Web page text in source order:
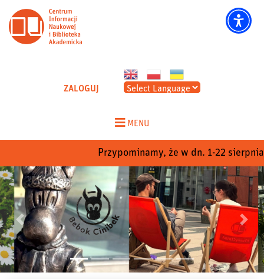
CINIBA - Strona główna
ZALOGUJ
MENU
Przypominamy, że w dn. 1-22 sierpnia
Poprzedni